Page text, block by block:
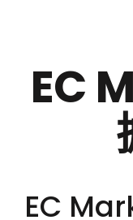
EC
EC